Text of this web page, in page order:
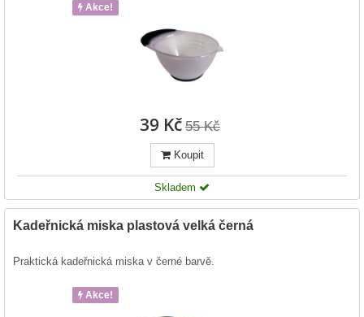
Akce!
39 Kč 55 Kč
Koupit
Skladem
Kadeřnická miska plastová velká černá
Praktická kadeřnická miska v černé barvě.
Akce!